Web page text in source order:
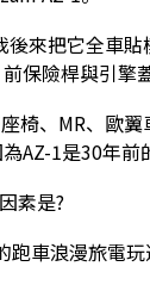
後來把它全車
保險桿與引擎
椅、MR、歐
AZ-1是30年
素是?
車浪漫旅電玩